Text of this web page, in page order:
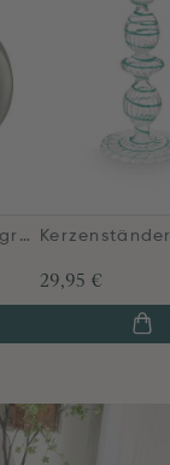
Metall Vase Mittelgross Mittel Grün 40cm
29,95 €